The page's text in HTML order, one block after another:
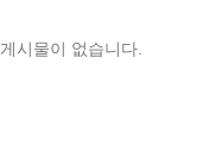
게시물이 없습니다.